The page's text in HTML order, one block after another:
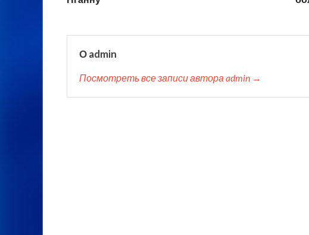
О admin
Посмотреть все записи автора admin →